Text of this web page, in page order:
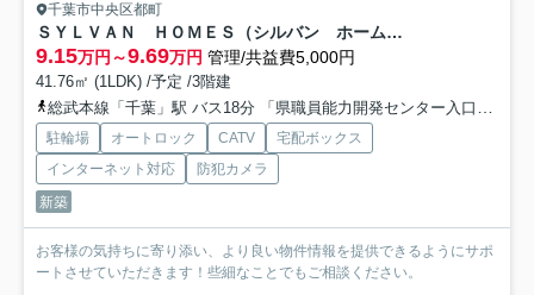
千葉市中央区都町
ＳＹＬＶＡＮ ＨＯＭＥＳ（シルバン ホームズ）
9.15万円～9.69万円 管理/共益費5,000円
41.76㎡ (1LDK) /予定 /3階建
総武本線「千葉」駅 バス18分 「県職員能力開発センター入口」 停歩1分
駐輪場 オートロック CATV
宅配ボックス
インターネット対応
防犯カメラ
新築
お客様の気持ちに寄り添い、より良い物件情報を提供できるようにサポ
ートさせていただきます！些細なことでもご相談ください。